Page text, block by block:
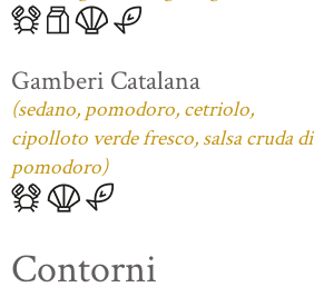
Gamberi Catalana
(sedano, pomodoro, cetriolo,
cipolloto verde fresco, salsa cruda di
pomodoro)
Contorni